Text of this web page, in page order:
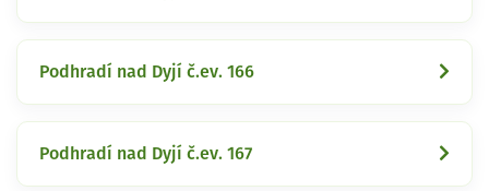
Podhradí nad Dyjí č.ev. 166
Podhradí nad Dyjí č.ev. 167